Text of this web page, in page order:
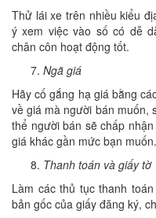
Thử lái xe trên nhiều kiểu
ý xem việc vào số có dễ
chân côn hoạt động tốt.
Ngã giá
Hãy cố gắng hạ giá bằng
về giá mà người bán muốn,
thể người bán sẽ chấp
giá khác gần mức bạn muốn.
Thanh toán và giấy tờ
Làm các thủ tục thanh
bản gốc của giấy đăng ký,